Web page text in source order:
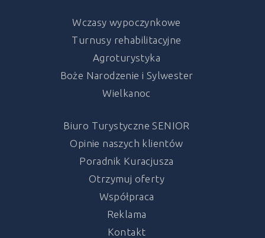
Wczasy wypoczynkowe
Turnusy rehabilitacyjne
Agroturystyka
Boże Narodzenie i Sylwester
Wielkanoc
Biuro Turystyczne SENIOR
Opinie naszych klientów
Poradnik Kuracjusza
Otrzymuj oferty
Współpraca
Reklama
Kontakt